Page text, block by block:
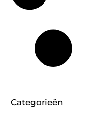
Categorieën